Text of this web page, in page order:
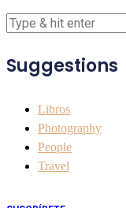
Suggestions
Libros
Photography
People
Travel